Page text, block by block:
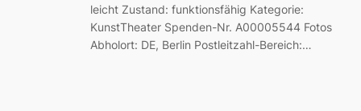
leicht Zustand: funktionsfähig Kategorie:
KunstTheater Spenden-Nr. A00005544 Fotos
Abholort: DE, Berlin Postleitzahl-Bereich:…